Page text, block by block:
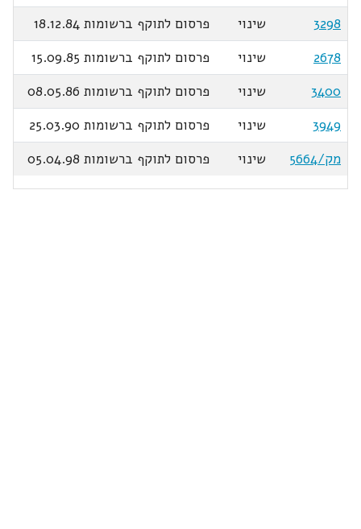
3298
שינוי
פרסום לתוקף ברשומות 18.12.84
2678
שינוי
פרסום לתוקף ברשומות 15.09.85
3400
שינוי
פרסום לתוקף ברשומות 08.05.86
3949
שינוי
פרסום לתוקף ברשומות 25.03.90
מק/5664
שינוי פרסום לתוקף ברשומות 05.04.98